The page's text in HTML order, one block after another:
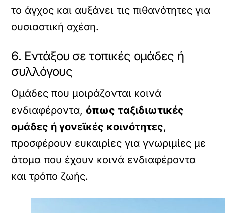
το άγχος και αυξάνει τις πιθανότητες για
ουσιαστική σχέση.
6. Εντάξου σε τοπικές ομάδες ή
συλλόγους
Ομάδες που μοιράζονται κοινά
ενδιαφέροντα,όπως ταξιδιωτικές
ομάδες ή γονεϊκές κοινότητες,
προσφέρουν ευκαιρίες για γνωριμίες με
άτομα που έχουν κοινά ενδιαφέροντα
και τρόπο ζωής.